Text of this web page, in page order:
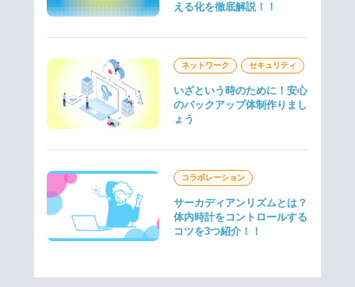
える化を徹底解説！！
ネットワーク セキュリティ
いざという時のために！安心
のバックアップ体制作りまし
ょう
コラボレーション
サーカディアンリズムとは？
体内時計をコントロールする
コツを3つ紹介！！